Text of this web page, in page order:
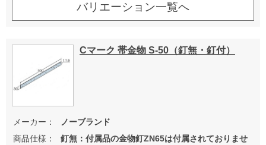
バリエーション一覧へ
Cマーク 帯金物 S-50（釘無・釘付）
メーカー：
ノーブランド
商品仕様：
釘無：付属品の金物釘ZN65は付属されておりませ